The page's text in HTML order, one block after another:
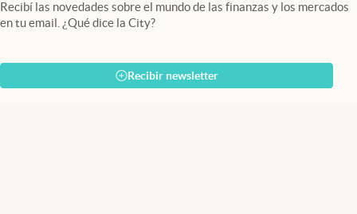
Recibí las novedades sobre el mundo de las finanzas y los mercados
en tu email. ¿Qué dice la City?
Recibir newsletter